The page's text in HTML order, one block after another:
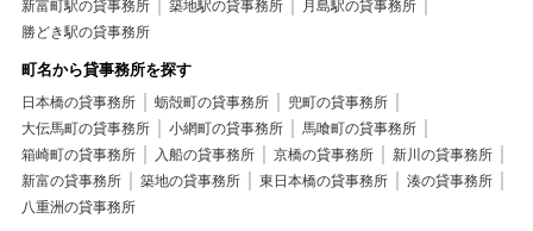
中央区+賃貸マンション+駅まで平坦
中央区+賃貸マンション+平坦地
中央区+賃貸マンション+駅徒歩5分以内
中央区+賃貸マンション+デザイナーズ
中央区+賃貸マンション+室内洗濯機置き場
中央区+賃貸マンション+即入居可
中央区+賃貸マンション+敷金1ヶ月
中央区+賃貸マンション+礼金不要
中央区+賃貸マンション+保証会社利用可
中央区+賃貸マンション+２Ｆ以上
新富町駅の貸事務所
築地駅の貸事務所
月島駅の貸事務所
勝どき駅の貸事務所
町名から貸事務所を探す
日本橋の貸事務所 蛎殻町の貸事務所
兜町の貸事務所
大伝馬町の貸事務所
小網町の貸事務所
馬喰町の貸事務所
箱崎町の貸事務所
入船の貸事務所 京橋の貸事務所
新川の貸事務所
新富の貸事務所
築地の貸事務所 東日本橋の貸事務所
湊の貸事務所
八重洲の貸事務所